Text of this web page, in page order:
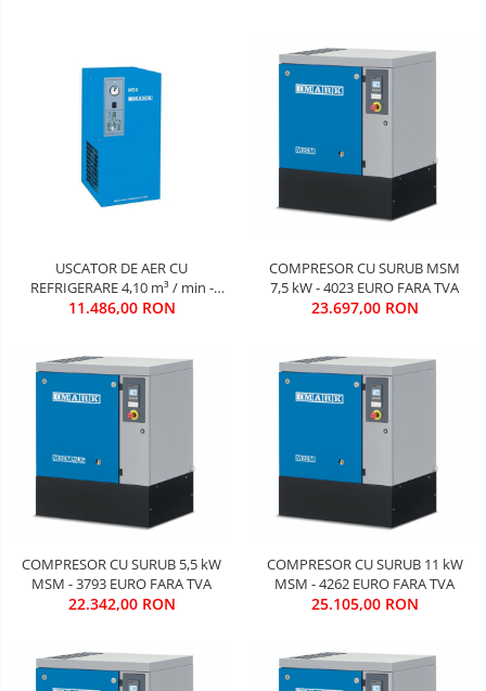
USCATOR DE AER CU
REFRIGERARE 4,10 m³ / min -
1950 EURO FARA TVA
11.486,00 RON
COMPRESOR CU SURUB MSM
7,5 kW - 4023 EURO FARA TVA
23.697,00 RON
COMPRESOR CU SURUB 5,5 kW
MSM - 3793 EURO FARA TVA
22.342,00 RON
COMPRESOR CU SURUB 11 kW
MSM - 4262 EURO FARA TVA
25.105,00 RON